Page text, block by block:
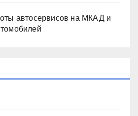
автосервисов на МКАД и